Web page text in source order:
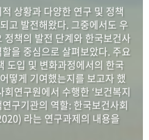
구 역사
연구자들
행정박물 영상 기록물
상황과 다양한 연구 및 정책
고 발전해왔다. 그중에서도 우
정책의 발전 단계와 한국보건사
을 중심으로 살펴보았다. 주요
도입 및 변화과정에서의 한국
떻게 기여했는지를 보고자 했
연구원에서 수행한 ‘보건복지
구기관의 역할: 한국보건사회
라는 연구과제의 내용을